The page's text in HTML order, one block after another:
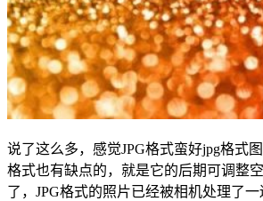
说了这么多，感觉JPG格式蛮好jpg格式
格式也有缺点的，就是它的后期可调整
了，JPG格式的照片已经被相机处理了